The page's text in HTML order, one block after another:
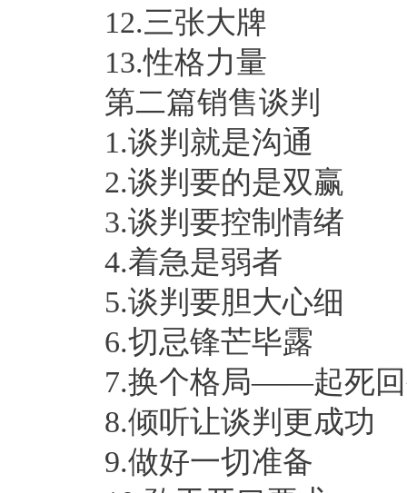
12.三张大牌
13.性格力量
第二篇销售谈判
1.谈判就是沟通
2.谈判要的是双赢
3.谈判要控制情绪
4.着急是弱者
5.谈判要胆大心细
6.切忌锋芒毕露
7.换个格局——起死
8.倾听让谈判更成功
9.做好一切准备